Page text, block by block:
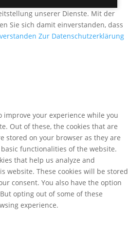
unserer Dienste. Mit der
Sie sich damit einverstanden, dass
Zur Datenschutzerklärung
improve your experience while you
Out of these, the cookies that are
stored on your browser as they are
functionalities of the website.
that help us analyze and
website. These cookies will be stored
consent. You also have the option
opting out of some of these
experience.